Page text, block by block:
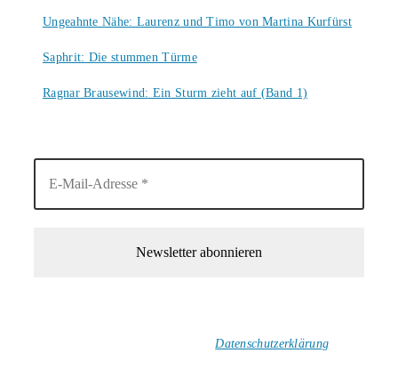
Ungeahnte Nähe: Laurenz und Timo von Martina Kurfürst
Saphrit: Die stummen Türme
Ragnar Brausewind: Ein Sturm zieht auf (Band 1)
Datenschutzerklärung